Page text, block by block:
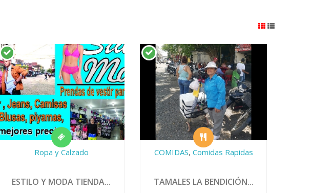
Ropa y Calzado
ESTILO Y MODA TIENDA...
COMIDAS, Comidas Rapidas
TAMALES LA BENDICIÓN...